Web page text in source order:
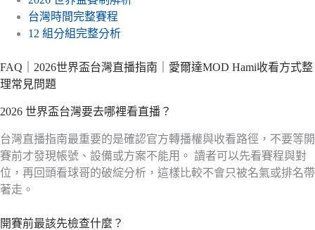
台灣時間完整賽程
12 組分組完整分析
FAQ｜2026世界盃台灣直播指南｜愛爾達MOD Hami收看方式整
理常見問題
2026 世界盃台灣要去哪裡看直播？
台灣直播指南最重要的是確認官方轉播權與收看路徑，不要等開
賽前才發現帳號、設備或方案不能用。 讀者可以先看賽程與對
位，再回頭看球哥的破綻分析，這樣比較不會只被名氣或排名帶
著走。
開賽前最該先檢查什麼？